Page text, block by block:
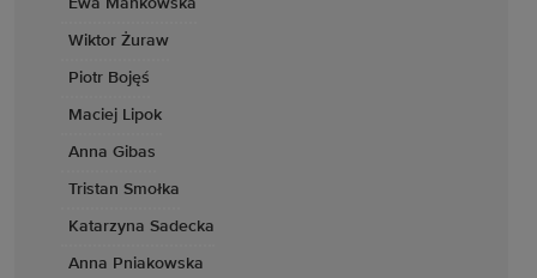
Ewa Mańkowska
Wiktor Żuraw
Piotr Bojęś
Maciej Lipok
Anna Gibas
Tristan Smołka
Katarzyna Sadecka
Anna Pniakowska